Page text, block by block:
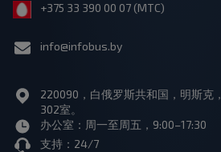
+375 33 390 00 07 (МТС)
info@infobus.by
220090，白俄罗斯共和国，明斯克
302室。
办公室：周一至周五，9:00–17:30
支持：24/7